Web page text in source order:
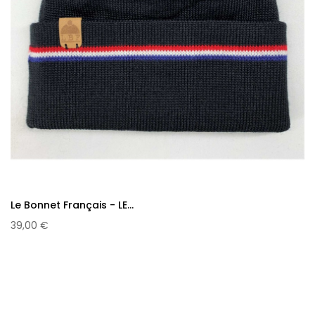
Le Bonnet Français - LE...
39,00 €